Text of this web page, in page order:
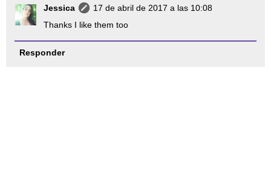
Jessica
17 de abril de 2017 a las 10:08
Thanks I like them too
Responder